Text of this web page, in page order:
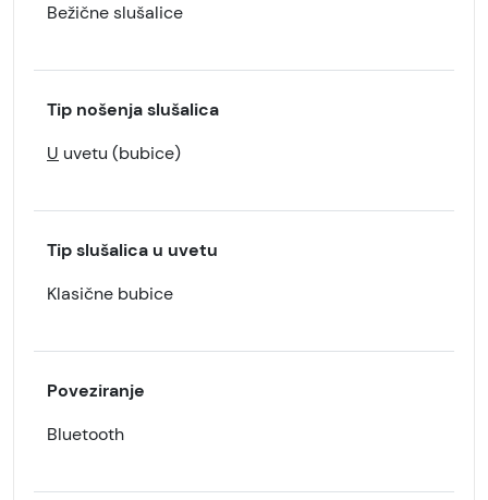
Bežične slušalice
Tip nošenja slušalica
U uvetu (bubice)
Tip slušalica u uvetu
Klasične bubice
Poveziranje
Bluetooth